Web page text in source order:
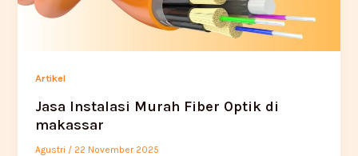
Artikel
Jasa Instalasi Murah Fiber Optik di
makassar
Agustri / 22 November 2025